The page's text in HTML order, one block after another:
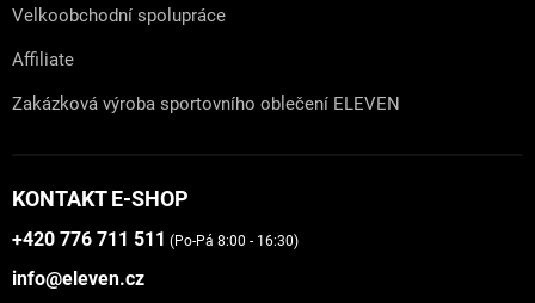
Velkoobchodní spolupráce
Affiliate
Zakázková výroba sportovního oblečení ELEVEN
KONTAKT E-SHOP
+420 776 711 511 (Po-Pá 8:00 - 16:30)
info@eleven.cz